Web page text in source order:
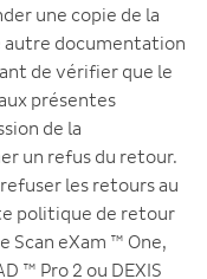
une copie de la
documentation
de vérifier que le
présentes
de la
un refus du retour.
les retours au
politique de retour
Scan eXam ™ One,
™ Pro 2 ou DEXIS